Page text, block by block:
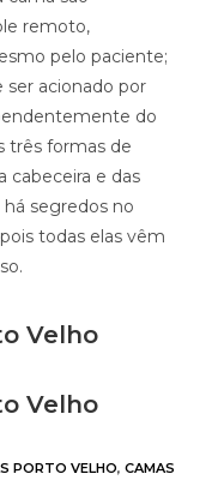
remoto,
pelo paciente;
ser acionado por
do
três formas de
cabeceira e das
segredos no
todas elas vêm
Velho
Velho
PORTO VELHO, CAMAS